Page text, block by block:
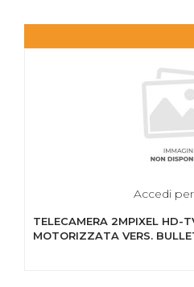
Accedi
TELECAMERA 2MPIXEL HD-
MOTORIZZATA VERS.